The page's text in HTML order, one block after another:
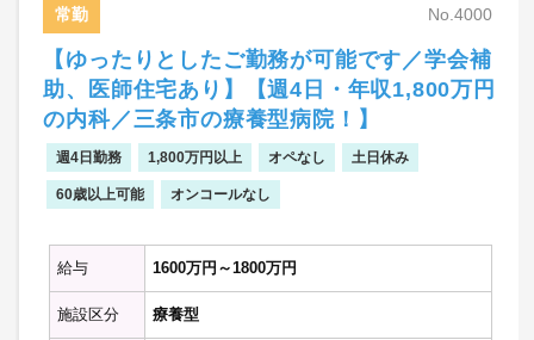
看護：常 勤 9名／非常
勤 11名
介護：常 勤 25名／非常勤
10名
ＰＴ：常 勤 2名／非常
勤 4名
ＯＴ：常 勤 1名／非常
ＳＴ：非常勤 2名
常勤 No.4000
【ゆったりとしたご勤務が可能です／学会補
助、医師住宅あり】【週4日・年収1,800万円
の内科／三条市の療養型病院！】
週4日勤務 1,800万円以上 オペなし 土日休み
60歳以上可能 オンコールなし
給与 1600万円～1800万円
施設区分 療養型